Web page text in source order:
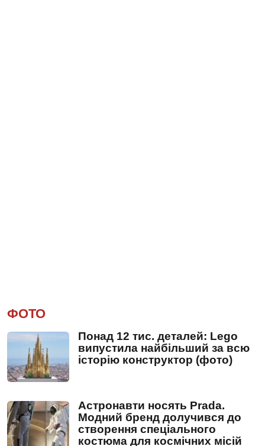
ФОТО
Понад 12 тис. деталей: Lego
випустила найбільший за всю
історію конструктор (фото)
Астронавти носять Prada.
Модний бренд долучився до
створення спеціального
костюма для космічних місій